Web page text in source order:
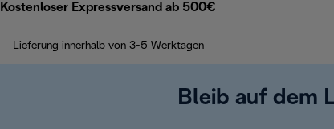
Kostenloser Expressversand ab 500€
Lieferung innerhalb von 3-5 Werktagen
Bleib auf dem